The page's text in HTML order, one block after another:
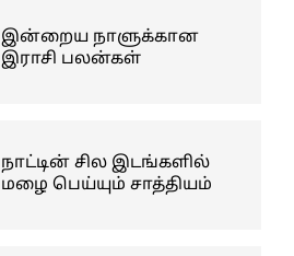
இன்றைய நாளுக்கான
இராசி பலன்கள்
நாட்டின் சில இடங்களில்
மழை பெய்யும் சாத்தியம்